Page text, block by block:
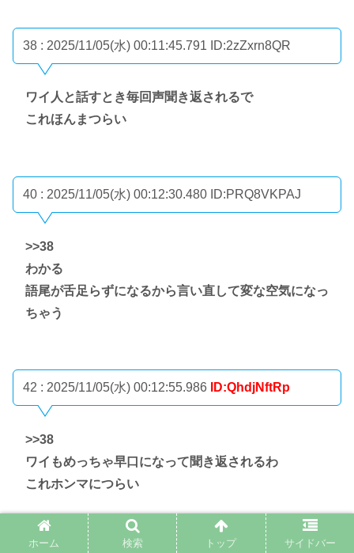
38 : 2025/11/05(水) 00:11:45.791 ID:2zZxrn8QR
ワイ人と話すとき毎回声聞き返されるで
これほんまつらい
40 : 2025/11/05(水) 00:12:30.480 ID:PRQ8VKPAJ
>>38
わかる
語尾が舌足らずになるから言い直して変な空気になっ
ちゃう
42 : 2025/11/05(水) 00:12:55.986 ID:QhdjNftRp
>>38
ワイもめっちゃ早口になって聞き返されるわ
これホンマにつらい
ホーム 検索 トップ サイドバー